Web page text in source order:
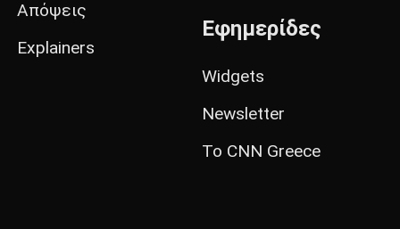
Απόψεις
Explainers
Εφημερίδες
Widgets
Newsletter
Το CNN Greece